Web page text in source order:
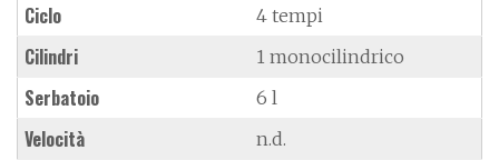
Ciclo 4 tempi
Cilindri 1 monocilindrico
Serbatoio 6 l
Velocità n.d.